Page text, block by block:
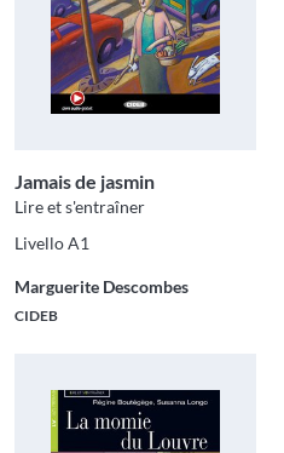
Jamais de jasmin
Lire et s'entraîner
Livello A1
Marguerite Descombes
CIDEB